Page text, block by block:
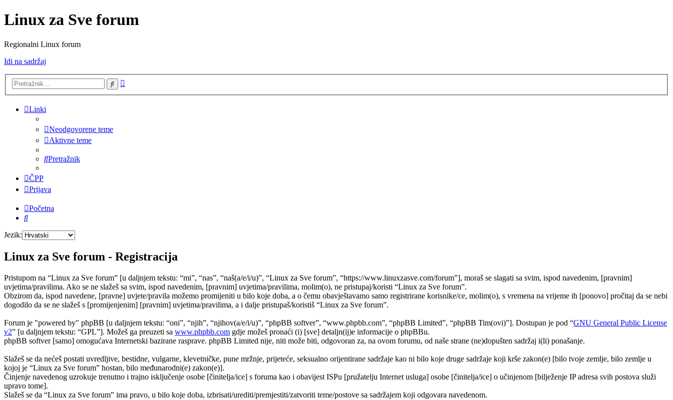
Linux za Sve forum
Regionalni Linux forum
Idi na sadržaj
Pretražnik
Linki
Neodgovorene teme
Aktivne teme
Pretražnik
ČPP
Prijava
Početna
Pretražnik
Jezik:
Linux za Sve forum - Registracija
Pristupom na “Linux za Sve forum” [u daljnjem tekstu: “mi”, “nas”, “naš(a/e/i/u)”, “Linux za Sve forum”, “https://www.linuxzasve.com/forum”], moraš se slagati sa svim, ispod navedenim, [pravnim]
uvjetima/pravilima. Ako se ne slažeš sa svim, ispod navedenim, [pravnim] uvjetima/pravilima, molim(o), ne pristupaj/koristi “Linux za Sve forum”.
Obzirom da, ispod navedene, [pravne] uvjete/pravila možemo promijeniti u bilo koje doba, a o čemu obavještavamo samo registrirane korisnike/ce, molim(o), s vremena na vrijeme ih [ponovo] pročitaj da se nebi
dogodilo da se ne slažeš s [promijenjenim] [pravnim] uvjetima/pravilima, a i dalje pristupaš/koristiš “Linux za Sve forum”.
Forum je "powered by" phpBB [u daljnjem tekstu: “oni”, “njih”, “njihov(a/e/i/u)”, “phpBB softver”, “www.phpbb.com”, “phpBB Limited”, “phpBB Tim(ovi)”]. Dostupan je pod “GNU General Public License
v2” [u daljnjem tekstu: “GPL”]. Možeš ga preuzeti sa www.phpbb.com gdje možeš pronaći (i) [sve] detaljn(ij)e informacije o phpBBu.
phpBB softver [samo] omogućava Internetski bazirane rasprave. phpBB Limited nije, niti može biti, odgovoran za, na ovom forumu, od naše strane (ne)dopušten sadržaj i(li) ponašanje.
Slažeš se da nećeš postati uvredljive, bestidne, vulgarne, klevetničke, pune mržnje, prijeteće, seksualno orijentirane sadržaje kao ni bilo koje druge sadržaje koji krše zakon(e) [bilo tvoje zemlje, bilo zemlje u
kojoj je “Linux za Sve forum” hostan, bilo međunarodni(e) zakon(e)].
Činjenje navedenog uzrokuje trenutno i trajno isključenje osobe [činitelja/ice] s foruma kao i obavijest ISPu [pružatelju Internet usluga] osobe [činitelja/ice] o učinjenom [bilježenje IP adresa svih postova služi
upravo tome].
Slažeš se da “Linux za Sve forum” ima pravo, u bilo koje doba, izbrisati/urediti/premjestiti/zatvoriti teme/postove sa sadržajem koji odgovara navedenom.